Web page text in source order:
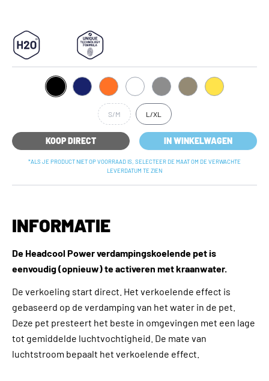
S/M L/XL
KOOP DIRECT IN WINKELWAGEN
*ALS JE PRODUCT NIET OP VOORRAAD IS, SELECTEER DE MAAT OM DE VERWACHTE
LEVERDATUM TE ZIEN
INFORMATIE
De Headcool Power verdampingskoelende pet is
eenvoudig (opnieuw) te activeren met kraanwater.
De verkoeling start direct. Het verkoelende effect is
gebaseerd op de verdamping van het water in de pet.
Deze pet presteert het beste in omgevingen met een lage
tot gemiddelde luchtvochtigheid. De mate van
luchtstroom bepaalt het verkoelende effect.